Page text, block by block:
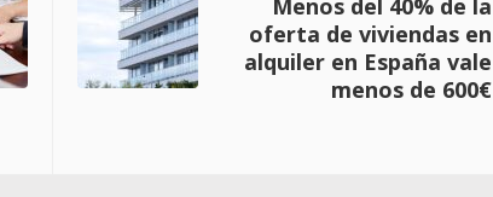
Menos del 40% de la
oferta de viviendas en
alquiler en España vale
menos de 600€